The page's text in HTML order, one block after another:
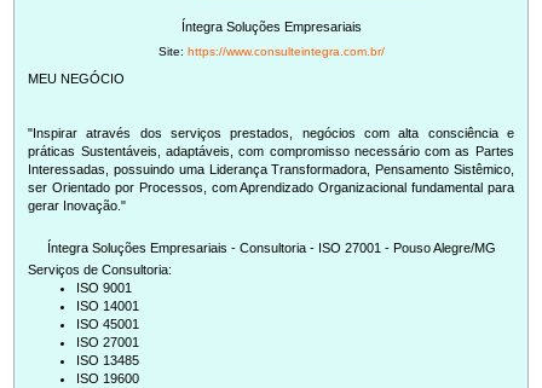
Íntegra Soluções Empresariais
Site: https://www.consulteintegra.com.br/
"Inspirar através dos serviços prestados, negócios com alta consciência e
práticas Sustentáveis, adaptáveis, com compromisso necessário com as Partes
Interessadas, possuindo uma Liderança Transformadora, Pensamento Sistêmico,
ser Orientado por Processos, com Aprendizado Organizacional fundamental para
Íntegra Soluções Empresariais - Consultoria - ISO 27001 - Pouso Alegre/MG
Serviços de Consultoria:
ISO 9001
ISO 14001
ISO 45001
ISO 27001
ISO 13485
ISO 19600